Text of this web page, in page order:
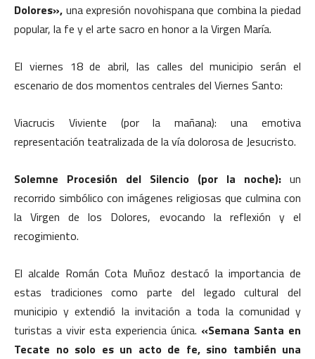
Dolores», una expresión novohispana que combina la piedad
popular, la fe y el arte sacro en honor a la Virgen María.
El viernes 18 de abril, las calles del municipio serán el
escenario de dos momentos centrales del Viernes Santo:
Viacrucis Viviente (por la mañana): una emotiva
representación teatralizada de la vía dolorosa de Jesucristo.
Solemne Procesión del Silencio (por la noche): un
recorrido simbólico con imágenes religiosas que culmina con
la Virgen de los Dolores, evocando la reflexión y el
recogimiento.
El alcalde Román Cota Muñoz destacó la importancia de
estas tradiciones como parte del legado cultural del
municipio y extendió la invitación a toda la comunidad y
turistas a vivir esta experiencia única. «Semana Santa en
Tecate no solo es un acto de fe, sino también una